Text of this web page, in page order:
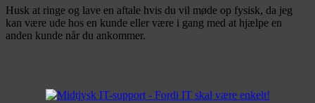
Husk at ringe og lave en aftale hvis du vil møde op fysisk, da jeg
kan være ude hos en kunde eller være i gang med at hjælpe en
anden kunde når du ankommer.